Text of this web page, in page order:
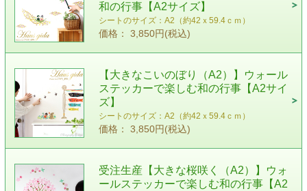
和の行事【A2サイズ】
シートのサイズ：A2（約42ｘ59.4ｃｍ）
価格： 3,850円(税込)
【大きなこいのぼり（A2）】ウォール
ステッカーで楽しむ和の行事【A2サイ
ズ】
シートのサイズ：A2（約42ｘ59.4ｃｍ）
価格： 3,850円(税込)
受注生産【大きな桜咲く（A2）】ウォ
ールステッカーで楽しむ和の行事【A2